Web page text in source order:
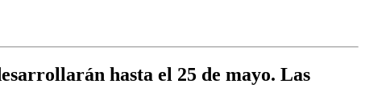
hasta el 25 de mayo. Las